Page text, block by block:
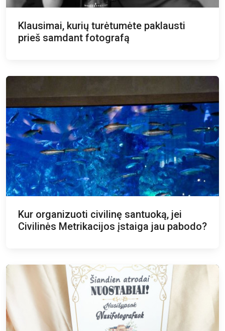
Klausimai, kurių turėtumėte paklausti
prieš samdant fotografą
Kur organizuoti civilinę santuoką, jei
Civilinės Metrikacijos įstaiga jau pabodo?